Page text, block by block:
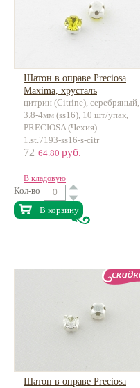
Шатон в оправе Preciosa
Maxima, хрусталь
цитрин (Citrine), серебряный,
3.8-4мм (ss16), 10 шт/упак,
PRECIOSA (Чехия)
1.st.7193-ss16-s-citr
72 64.80 руб.
В кладовую
Кол-во
В корзину
Шатон в оправе Preciosa